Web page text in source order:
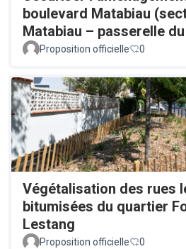
boulevard Matabiau
Matabiau – passerelle
Proposition officielle 0
Végétalisation des rues
bitumisées du quartier
Lestang
Proposition officielle 0